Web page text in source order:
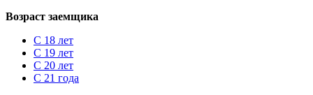
Возраст заемщика
С 18 лет
С 19 лет
С 20 лет
С 21 года